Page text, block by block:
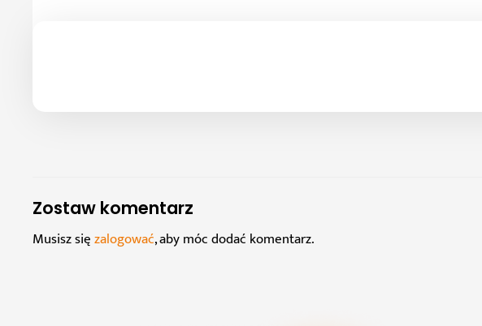
Zostaw komentarz
Musisz sięzalogować, aby móc dodać komentarz.